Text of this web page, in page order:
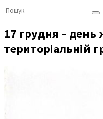
Пошук:
17 грудня – день
територіальній